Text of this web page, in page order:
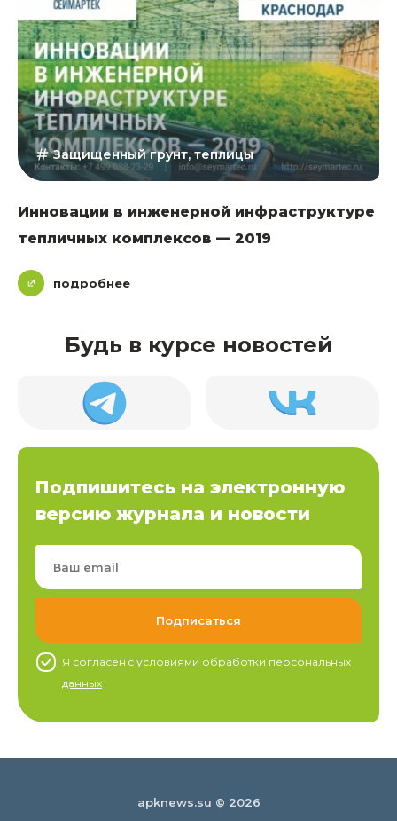
Защищенный грунт, теплицы
Инновации в инженерной инфраструктуре
тепличных комплексов — 2019
подробнее
Будь в курсе новостей
Подпишитесь на электронную
версию журнала и новости
Я согласен c условиями обработки персональных
данных
apknews.su © 2026